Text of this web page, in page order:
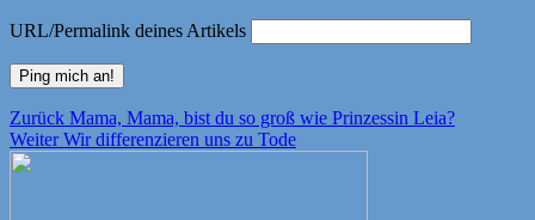
URL/Permalink deines Artikels
Beitragsnavigation
Zurück Vorheriger
Beitrag:
Mama, Mama, bist du so groß wie Prinzessin Leia?
Weiter Nächster
Wir differenzieren uns zu Tode